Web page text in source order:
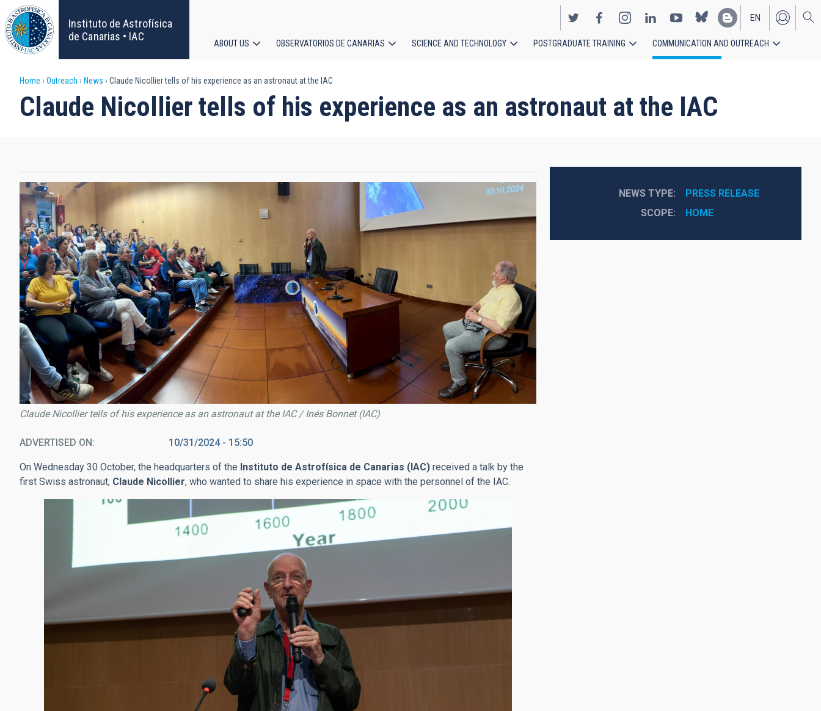
Skip
to
main
content
Instituto de Astrofísica
de Canarias • IAC
EN
ES
navigation
ABOUT US OBSERVATORIOS DE CANARIAS SCIENCE AND TECHNOLOGY POSTGRADUATE TRAINING COMMUNICATION AND OUTREACH
Breadcrumb
Home Outreach News Claude Nicollier tells of his experience as an astronaut at the IAC
Claude Nicollier tells of his experience as an astronaut at the IAC
Claude Nicollier tells of his experience as an astronaut at the IAC / Inés Bonnet (IAC)
ADVERTISED ON 10/31/2024 - 15:50
On Wednesday 30 October, the headquarters of the Instituto de Astrofísica de Canarias (IAC) received a talk by the
first Swiss astronaut, Claude Nicollier, who wanted to share his experience in space with the personnel of the IAC.
NEWS TYPE
PRESS RELEASE
SCOPE
HOME